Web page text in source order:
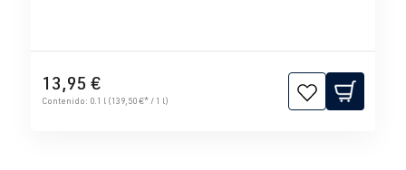
13,95 €
Contenido: 0.1 l (139,50 €* / 1 l)